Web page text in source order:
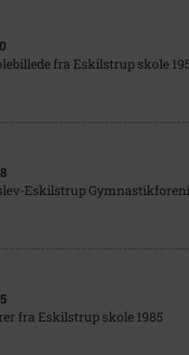
fra Eskilstrup skole
Eskilstrup
fra Eskilstrup skole 1985